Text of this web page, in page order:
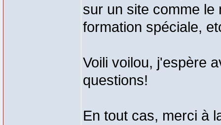
sur un site comme le
formation spéciale,
Voili voilou, j'espère
questions!
En tout cas, merci à